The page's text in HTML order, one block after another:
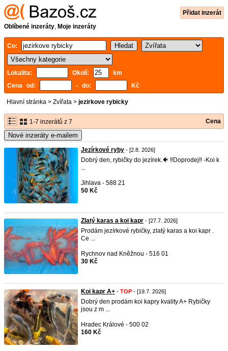
Přidat inzerát
Oblíbené inzeráty, Moje inzeráty
Co:
Lokalita: Okolí:
km
Cena od:
- do: Kč
Hlavní stránka > Zvířata > jezirkove rybicky
1-7 inzerátů z 7 Cena
Nové inzeráty e-mailem
Jezírkové ryby - [2.8. 2026]
Dobrý den, rybičky do jezírek.🐠 ‼️Doprodej‼️ -Koi k
...
Jihlava - 588 21
50 Kč
Zlatý karas a koi kapr - [27.7. 2026]
Prodám jezírkové rybičky, zlatý karas a koi kapr .
Ce ...
Rychnov nad Kněžnou - 516 01
30 Kč
Koi kapr A+ - TOP - [19.7. 2026]
Dobrý den prodám koi kapry kvality A+ Rybičky
jsou z m ...
Hradec Králové - 500 02
160 Kč